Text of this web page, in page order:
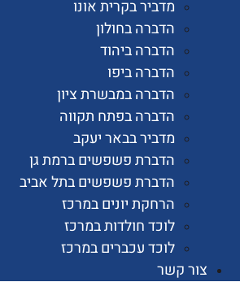
מדביר בקרית אונו
הדברה בחולון
הדברה ביהוד
הדברה ביפו
הדברה במבשרת ציון
הדברה בפתח תקווה
מדביר בבאר יעקב
הדברת פשפשים ברמת גן
הדברת פשפשים בתל אביב
הרחקת יונים במרכז
לוכד חולדות במרכז
לוכד עכברים במרכז